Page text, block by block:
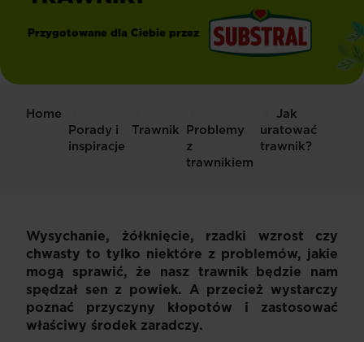
Przygotowane dla Ciebie przez
Home
Porady i
inspiracje
Trawnik Problemy
z
trawnikiem
Jak
uratować
trawnik?
Wysychanie, żółknięcie, rzadki wzrost czy
chwasty to tylko niektóre z problemów, jakie
mogą sprawić, że nasz trawnik będzie nam
spędzał sen z powiek. A przecież wystarczy
poznać przyczyny kłopotów i zastosować
właściwy środek zaradczy.